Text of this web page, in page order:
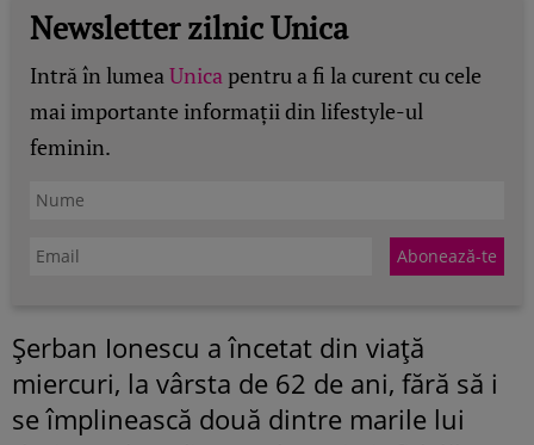
Newsletter zilnic Unica
Intră în lumeaUnicapentru a fi la curent cu cele
mai importante informații din lifestyle-ul
feminin.
Şerban Ionescu a încetat din viaţă
miercuri, la vârsta de 62 de ani, fără să i
se împlinească două dintre marile lui